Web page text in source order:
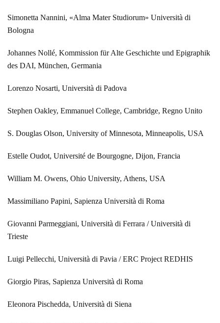
Simonetta Nannini, «Alma Mater Studiorum» Università di
Bologna
Johannes Nollé, Kommission für Alte Geschichte und Epigraphik
des DAI, München, Germania
Lorenzo Nosarti, Università di Padova
Stephen Oakley, Emmanuel College, Cambridge, Regno Unito
S. Douglas Olson, University of Minnesota, Minneapolis, USA
Estelle Oudot, Université de Bourgogne, Dijon, Francia
William M. Owens, Ohio University, Athens, USA
Massimiliano Papini, Sapienza Università di Roma
Giovanni Parmeggiani, Università di Ferrara / Università di
Trieste
Luigi Pellecchi, Università di Pavia / ERC Project REDHIS
Giorgio Piras, Sapienza Università di Roma
Eleonora Pischedda, Università di Siena